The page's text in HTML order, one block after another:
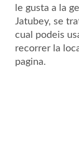
le gusta a la
Jatubey, se
cual podeis
recorrer la
pagina.